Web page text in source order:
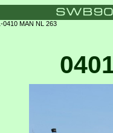
0410 MAN NL 263